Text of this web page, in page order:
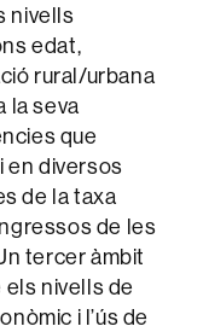
nivells
edat,
rural/urbana
la seva
que
en diversos
de la taxa
de les
tercer àmbit
nivells de
i l’ús de